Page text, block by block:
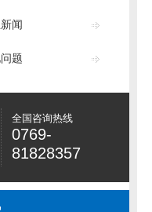
闻
题
全国咨询热线
0769-
81828357